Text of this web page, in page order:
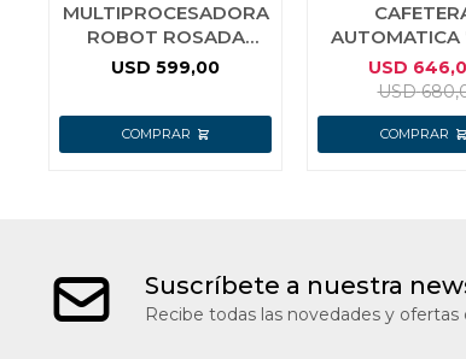
MULTIPROCESADORA
ROBOT ROSADA
BATIDORA
USD 599,00
COLOR
USD
USD
Suscríbete a nuestra
Recibe todas las novedades y ofertas